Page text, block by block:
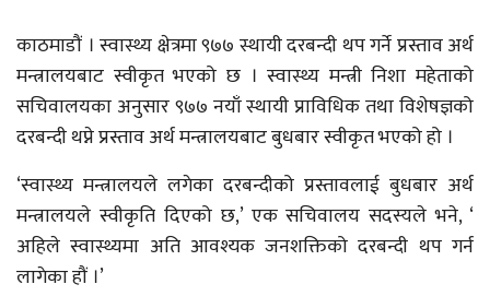
काठमाडौं । स्वास्थ्य क्षेत्रमा ९७७ स्थायी दरबन्दी थप गर्ने प्रस्ताव अर्थ
मन्त्रालयबाट स्वीकृत भएको छ । स्वास्थ्य मन्त्री निशा महेताको
सचिवालयका अनुसार ९७७ नयाँ स्थायी प्राविधिक तथा विशेषज्ञको
दरबन्दी थप्ने प्रस्ताव अर्थ मन्त्रालयबाट बुधबार स्वीकृत भएको हो ।
‘स्वास्थ्य मन्त्रालयले लगेका दरबन्दीको प्रस्तावलाई बुधबार अर्थ
मन्त्रालयले स्वीकृति दिएको छ,’ एक सचिवालय सदस्यले भने, ‘
अहिले स्वास्थ्यमा अति आवश्यक जनशक्तिको दरबन्दी थप गर्न
लागेका हौं ।’